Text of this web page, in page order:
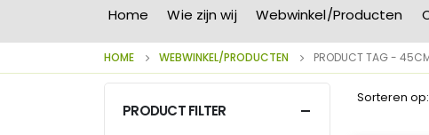
Home Wie zijn wij Webwinkel/Producten
HOME WEBWINKEL/PRODUCTEN PRODUCT TAG -
Sorteren op:
PRODUCT FILTER